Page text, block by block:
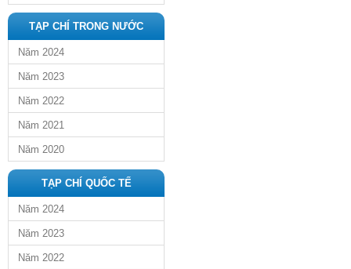
TẠP CHÍ TRONG NƯỚC
Năm 2024
Năm 2023
Năm 2022
Năm 2021
Năm 2020
TẠP CHÍ QUỐC TẾ
Năm 2024
Năm 2023
Năm 2022